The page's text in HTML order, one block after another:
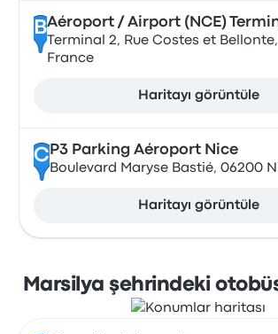
BAéroport / Airport (NCE)
Terminal 2, Rue Costes et
France
Haritayı görüntüle
CP3 Parking Aéroport Nice
Boulevard Maryse Bastié, 06200
Haritayı görüntüle
Marsilya şehrindeki